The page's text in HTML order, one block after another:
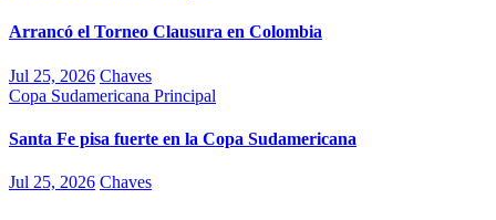
Arrancó el Torneo Clausura en Colombia
Jul 25, 2026 Chaves
Copa Sudamericana Principal
Santa Fe pisa fuerte en la Copa Sudamericana
Jul 25, 2026 Chaves